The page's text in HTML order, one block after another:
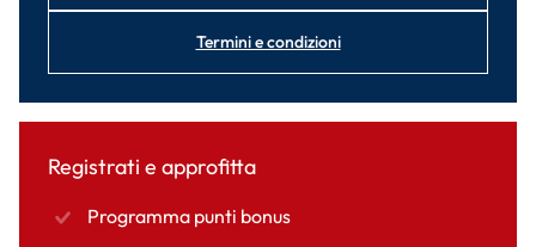
Termini e condizioni
Registrati e approfitta
Programma punti bonus